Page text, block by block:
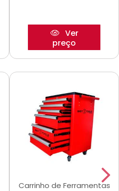
Ver
preço
Carrinho de Ferramentas